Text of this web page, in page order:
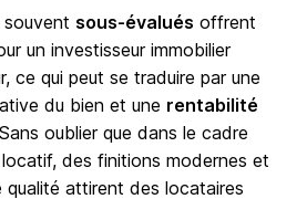
sous-évalués offrent
un investisseur immobilier
ce qui peut se traduire par une
du bien et une rentabilité
oublier que dans le cadre
locatif, des finitions modernes et
qualité attirent des locataires